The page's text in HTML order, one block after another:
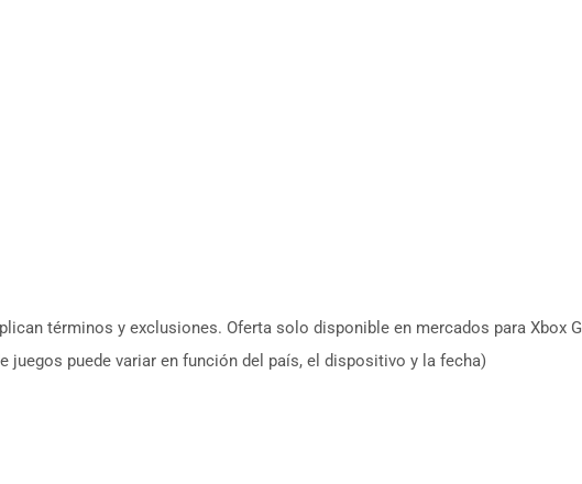
términos y exclusiones. Oferta solo disponible en mercados para Xbox
juegos puede variar en función del país, el dispositivo y la fecha)